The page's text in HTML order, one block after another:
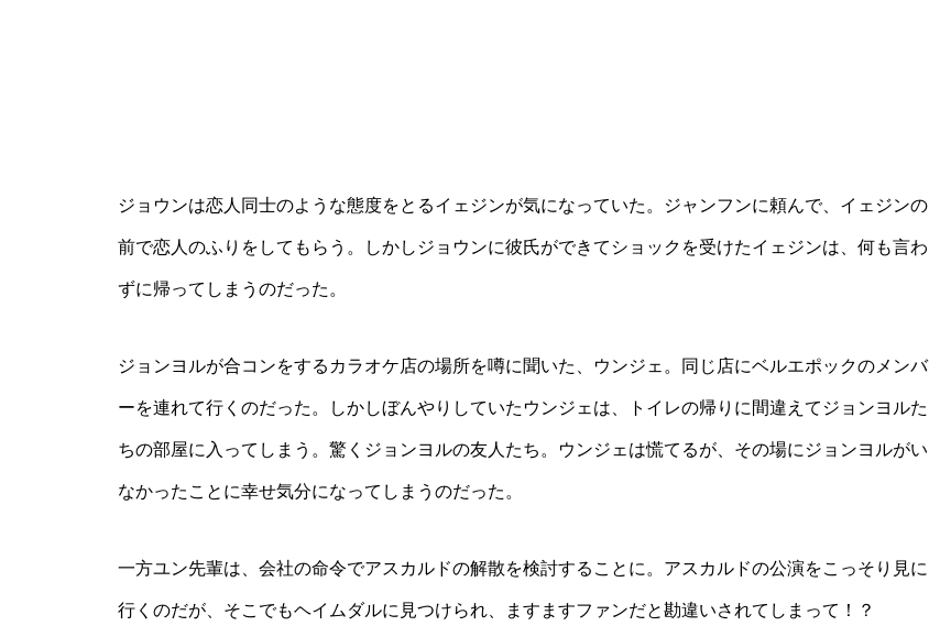
ジョウンは恋人同士のような態度をとるイェジンが気になっていた。ジャンフンに頼んで、イェジンの
前で恋人のふりをしてもらう。しかしジョウンに彼氏ができてショックを受けたイェジンは、何も言わ
ずに帰ってしまうのだった。
ジョンヨルが合コンをするカラオケ店の場所を噂に聞いた、ウンジェ。同じ店にベルエポックのメンバ
ーを連れて行くのだった。しかしぼんやりしていたウンジェは、トイレの帰りに間違えてジョンヨルた
ちの部屋に入ってしまう。驚くジョンヨルの友人たち。ウンジェは慌てるが、その場にジョンヨルがい
なかったことに幸せ気分になってしまうのだった。
一方ユン先輩は、会社の命令でアスカルドの解散を検討することに。アスカルドの公演をこっそり見に
行くのだが、そこでもヘイムダルに見つけられ、ますますファンだと勘違いされてしまって！？